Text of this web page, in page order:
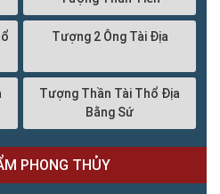
Tượng 2 Ông Tài Địa
Tượng Thần Tài Thổ Địa
Bằng Sứ
PHONG THỦY